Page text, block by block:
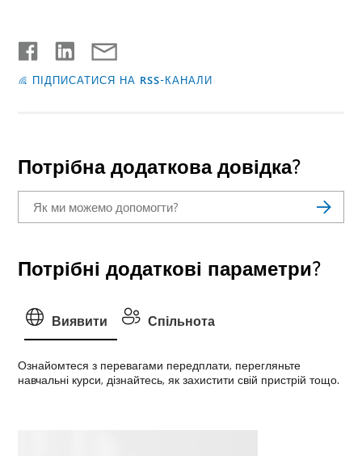
ПІДПИСАТИСЯ НА RSS-КАНАЛИ
Потрібна додаткова довідка?
Потрібні додаткові параметри?
Виявити Спільнота
Ознайомтеся з перевагами передплати, перегляньте
навчальні курси, дізнайтесь, як захистити свій пристрій тощо.